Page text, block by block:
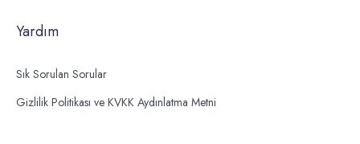
Yardım
Sık Sorulan Sorular
Gizlilik Politikası ve KVKK Aydınlatma Metni